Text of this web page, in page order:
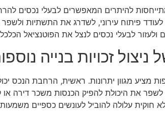
מתייחסות להיתרים המאפשרים לבעלי נכסים
פיתוח עירוני, לשדרג את התשתיות ולשפר
ולעזור לבעלי נכסים לנצל את הפוטנציאל
ניצול זכויות בנייה
מציע מגוון יתרונות. ראשית, הרחבת
לשפר את היכולת להפיק הכנסות משכר דירה או
חוקית עלולה להוביל לעונשים כספיים